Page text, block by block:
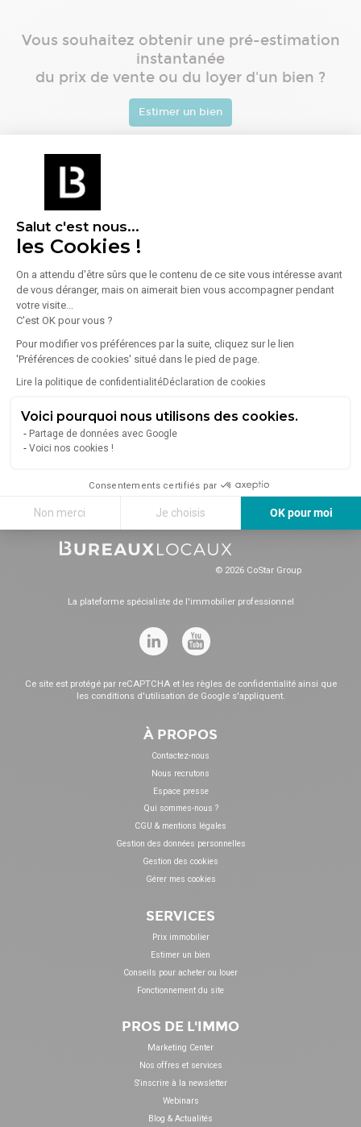
Salut c'est nous...
les Cookies !
On a attendu d'être sûrs que le contenu de ce site vous intéresse avant
de vous déranger, mais on aimerait bien vous accompagner pendant
votre visite...
C'est OK pour vous ?
Pour modifier vos préférences par la suite, cliquez sur le lien
'Préférences de cookies' situé dans le pied de page.
Lire la politique de confidentialitéDéclaration de cookies
Voici pourquoi nous utilisons des cookies.
Partage de données avec Google
Voici nos cookies !
Consentements certifiés par
Non merci Je choisis
OK pour moi
Notre plateforme vous permet d'adapter et de gérer vos paramètres
Vous souhaitez obtenir une pré-estimation
instantanée
du prix de vente ou du loyer d'un bien ?
Estimer un bien
Prix affichés des bureaux -
Loire-Atlantique (44)
Loyer (€
HC/m²/an)
Mise à jour août 2026. Ces prix sont calculés mensuellement à partir des annonces
publiées sur BureauxLocaux dans les zones où le volume de données est
i
Nantes
Locaux commerciaux
Nantes
Bureaux à vendre
à vendre Nantes
Entrepôts à louer
Nantes
Terrains à vendre
Nantes
© 2026 CoStar Group
La plateforme spécialiste de l'immobilier professionnel
Ce site est protégé par reCAPTCHA et les règles de confidentialitéainsi que
les conditions d'utilisation de Google s'appliquent.
À PROPOS
Contactez-nous
Nous recrutons
Espace presse
Qui sommes-nous ?
CGU & mentions légales
Gestion des données personnelles
Gestion des cookies
Gérer mes cookies
SERVICES
Prix immobilier
Estimer un bien
Conseils pour acheter ou louer
Fonctionnement du site
PROS DE L'IMMO
Marketing Center
Nos offres et services
S'inscrire à la newsletter
Webinars
Blog & Actualités